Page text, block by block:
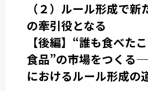
（２）ルール形成で新
の牽引役となる
【後編】“誰も食べた
食品”の市場をつくる
におけるルール形成の